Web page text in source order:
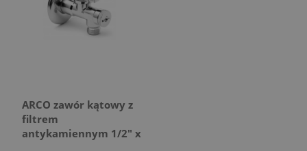
ARCO zawór kątowy z
filtrem
antykamiennym 1/2" x